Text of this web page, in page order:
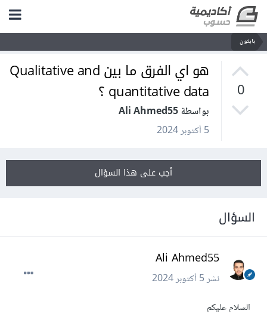
بايثون
0
هو اي الفرق ما بين Qualitative and
quantitative data ؟
بواسطة Ali Ahmed55
5 أكتوبر 2024
أجب على هذا السؤال
السؤال
Ali Ahmed55
نشر5 أكتوبر 2024
السلام عليكم